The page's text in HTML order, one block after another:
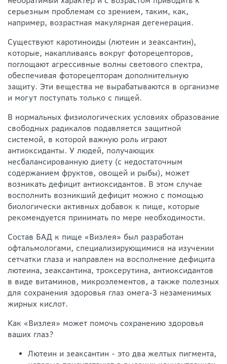
серьезным проблемам со зрением, таким, как,
например, возрастная макулярная дегенерация.
Существуют каротиноиды (лютеин и зеаксантин),
которые, накапливаясь вокруг фоторецепторов,
поглощают агрессивные волны светового спектра,
обеспечивая фоторецепторам дополнительную
защиту. Эти вещества не вырабатываются в организме
и могут поступать только с пищей.
В нормальных физиологических условиях образование
свободных радикалов подавляется защитной
системой, в которой важную роль играют
антиоксиданты. У людей, получающих
несбалансированную диету (с недостаточным
содержанием фруктов, овощей и рыбы), может
возникать дефицит антиоксидантов. В этом случае
восполнить возникший дефицит можно с помощью
биологически активных добавок к пище, которые
рекомендуется принимать по мере необходимости.
Состав БАД к пище «Визлея» был разработан
офтальмологами, специализирующимися на изучении
сетчатки глаза и направлен на восполнение дефицита
лютеина, зеаксантина, троксерутина, антиоксидантов
в виде витаминов, микроэлементов, а также полезных
для сохранения здоровья глаз омега-3 незаменимых
жирных кислот.
Как «Визлея» может помочь сохранению здоровья
ваших глаз?
Лютеин и зеаксантин - это два желтых пигмента,